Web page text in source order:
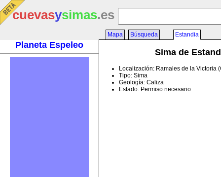
cuevasysimas.es
Planeta Espeleo
Mapa Búsqueda Estandia
Sima de
Localización: Ramales de la Victoria
Tipo: Sima
Geología: Caliza
Estado: Permiso necesario